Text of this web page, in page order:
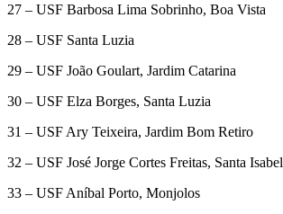
27 – USF Barbosa Lima Sobrinho, Boa Vista
28 – USF Santa Luzia
29 – USF João Goulart, Jardim Catarina
30 – USF Elza Borges, Santa Luzia
31 – USF Ary Teixeira, Jardim Bom Retiro
32 – USF José Jorge Cortes Freitas, Santa Isabel
33 – USF Aníbal Porto, Monjolos